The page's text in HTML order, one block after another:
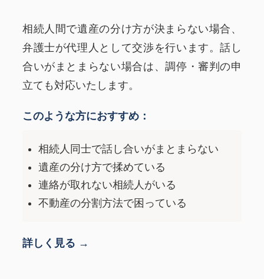
相続人間で遺産の分け方が決まらない場合、
弁護士が代理人として交渉を行います。話し
合いがまとまらない場合は、調停・審判の申
立ても対応いたします。
このような方におすすめ：
相続人同士で話し合いがまとまらない
遺産の分け方で揉めている
連絡が取れない相続人がいる
不動産の分割方法で困っている
詳しく見る →